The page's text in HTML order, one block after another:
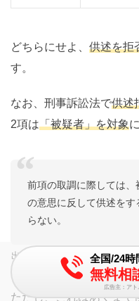
どちらにせよ、 供述を拒
す。
なお、刑事訴訟法で供述
2項は「被疑者」を対象
前項の取調に際しては
の意思に反して供述を
らない。
出典：刑事訴訟法198条2項
ただし、これはあくまで
全国/24時
無料相
広告主：ア